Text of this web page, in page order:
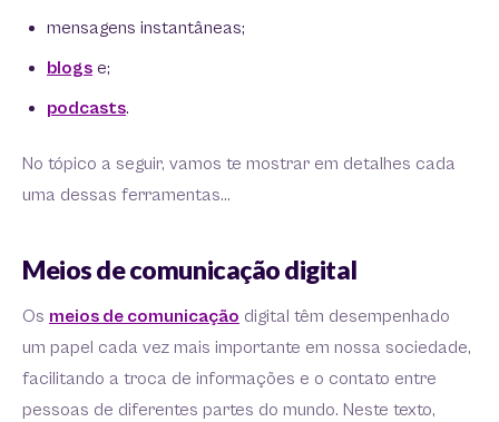
mensagens instantâneas;
blogs e;
podcasts.
No tópico a seguir, vamos te mostrar em detalhes cada
uma dessas ferramentas…
Meios de comunicação digital
Os meios de comunicação digital têm desempenhado
um papel cada vez mais importante em nossa sociedade,
facilitando a troca de informações e o contato entre
pessoas de diferentes partes do mundo. Neste texto,